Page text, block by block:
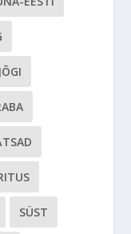
SÜST